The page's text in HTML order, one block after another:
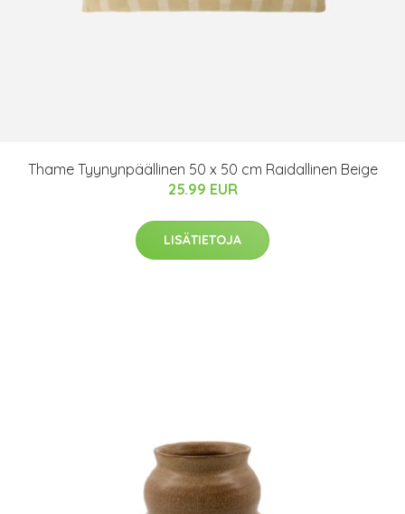
Thame Tyynynpäällinen 50 x 50 cm Raidallinen Beige
25.99 EUR
LISÄTIETOJA